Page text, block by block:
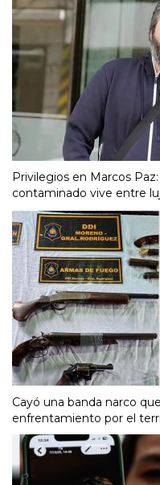
Privilegios en Marcos
contaminado vive entre
Cayó una banda narco
enfrentamiento por el